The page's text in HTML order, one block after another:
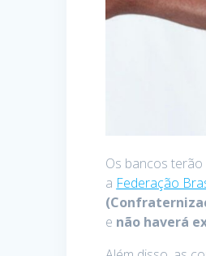
Os bancos
a Federação
e não haverá